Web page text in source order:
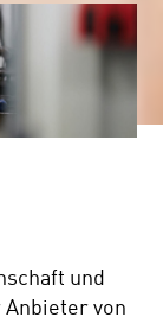
und
von